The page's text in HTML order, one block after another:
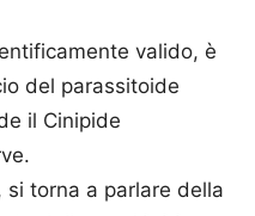
valido, è
del parassitoide
il Cinipide
si torna a parlare della